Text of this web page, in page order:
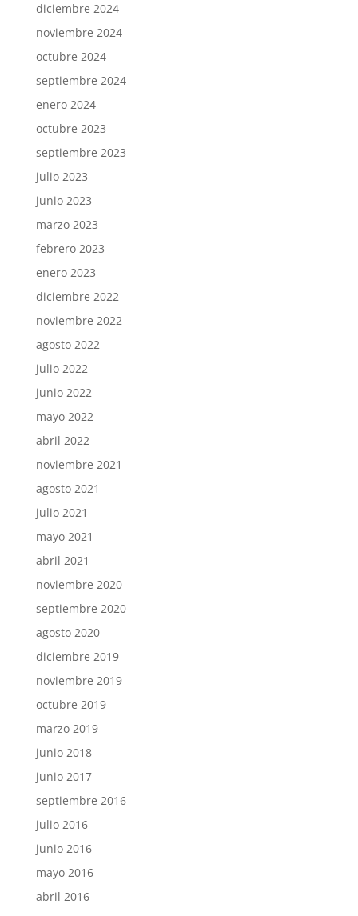
diciembre 2024
noviembre 2024
octubre 2024
septiembre 2024
enero 2024
octubre 2023
septiembre 2023
julio 2023
junio 2023
marzo 2023
febrero 2023
enero 2023
diciembre 2022
noviembre 2022
agosto 2022
julio 2022
junio 2022
mayo 2022
abril 2022
noviembre 2021
agosto 2021
julio 2021
mayo 2021
abril 2021
noviembre 2020
septiembre 2020
agosto 2020
diciembre 2019
noviembre 2019
octubre 2019
marzo 2019
junio 2018
junio 2017
septiembre 2016
julio 2016
junio 2016
mayo 2016
abril 2016